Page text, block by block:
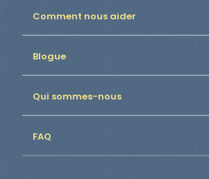
Comment nous aider
Blogue
Qui sommes-nous
FAQ